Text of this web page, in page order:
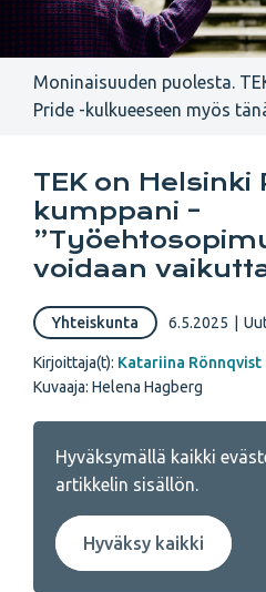
Moninaisuuden puolesta.
Pride -kulkueeseen myös
TEK on Helsinki
kumppani –
voidaan
Yhteiskunta 6.5.2025
Kirjoittaja(t): Katariina Rönnqvist
Kuvaaja: Helena Hagberg
Hyväksymällä kaikki
artikkelin sisällön.
Hyväksy kaikki